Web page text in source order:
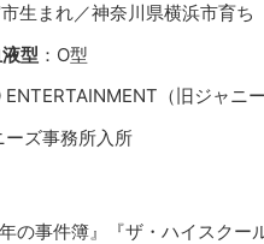
生まれ／神奈川県横浜市育ち
型 ：O型
ENTERTAINMENT（旧ジャニー
ーズ事務所入所
の事件簿』『ザ・ハイスクー